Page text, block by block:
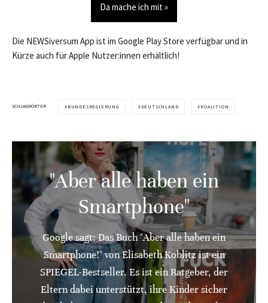
Da mache ich mit »
Die NEWSiversum App ist im Google Play Store verfügbar und in
Kürze auch für Apple Nutzer:innen erhältlich!
SCHLAGWÖRTER BUNDESREGIERUNG DEUTSCHLAND KOALITION
"Aber alle haben ein
Smartphone"
Google sagt: Das Buch "Aber alle haben ein
Smartphone!" von Elisabeth Koblitz ist ein
SPIEGEL-Bestseller. Es ist ein Ratgeber, der
Eltern dabei unterstützt, ihre Kinder sicher